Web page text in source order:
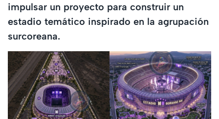
impulsar un proyecto para construir un
estadio temático inspirado en la agrupación
surcoreana.